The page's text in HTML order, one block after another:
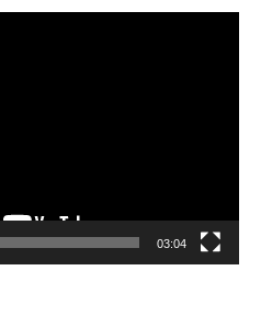
03:04